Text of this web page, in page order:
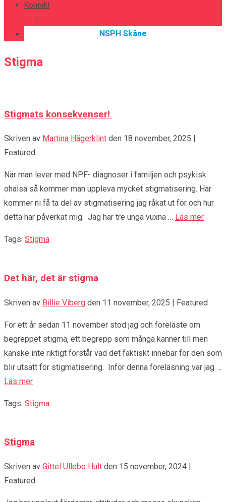
Kontakt
NSPH Skåne
Stigma
Stigmats konsekvenser!
Skriven av Martina Hägerklint den 18 november, 2025
Featured
När man lever med NPF- diagnoser i familjen och psykisk
ohälsa så kommer man uppleva mycket stigmatisering. Här
kommer ni få ta del av stigmatisering jag råkat ut för och hur
detta har påverkat mig. Jag har tre unga vuxna … Läs mer
Tags: Stigma
Det här, det är stigma
Skriven av Billie Viberg den 11 november, 2025 | Featured
För ett år sedan 11 november stod jag och föreläste om
begreppet stigma, ett begrepp som många känner till men
kanske inte riktigt förstår vad det faktiskt innebär för den som
blir utsatt för stigmatisering. Inför denna föreläsning var jag …
Läs mer
Tags: Stigma
Stigma
Skriven av Gittel Ullebo Hult den 15 november, 2024 |
Featured